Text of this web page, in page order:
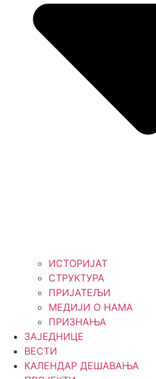
ИСТОРИЈАТ
СТРУКТУРА
ПРИЈАТЕЉИ
МЕДИЈИ О НАМА
ПРИЗНАЊА
ЗАЈЕДНИЦЕ
ВЕСТИ
КАЛЕНДАР ДЕШАВАЊА